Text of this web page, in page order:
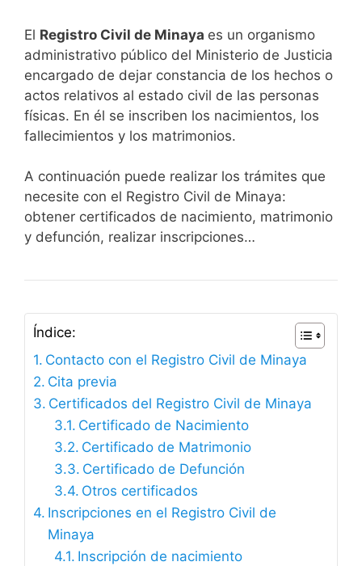
El Registro Civil de Minaya es un organismo
administrativo público del Ministerio de Justicia
encargado de dejar constancia de los hechos o
actos relativos al estado civil de las personas
físicas. En él se inscriben los nacimientos, los
fallecimientos y los matrimonios.
A continuación puede realizar los trámites que
necesite con el Registro Civil de Minaya:
obtener certificados de nacimiento, matrimonio
y defunción, realizar inscripciones…
Índice:
Contacto con el Registro Civil de Minaya
Cita previa
Certificados del Registro Civil de Minaya
Certificado de Nacimiento
Certificado de Matrimonio
Certificado de Defunción
Otros certificados
Inscripciones en el Registro Civil de
Minaya
Inscripción de nacimiento